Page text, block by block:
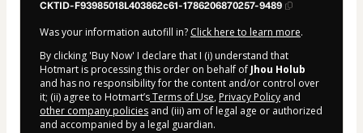
CKTID-F93985018L403862c61-1786206870257-9489
Was your information autofill in? Click here to learn more.
By clicking 'Buy Now' I declare that I (i) understand that
Hotmart is processing this order on behalf of Jhou Holub
and has no responsibility for the content and/or control over
it; (ii) agree to Hotmart’sTerms of Use, Privacy Policy and
other company policies and (iii) am of legal age or authorized
and accompanied by a legal guardian.